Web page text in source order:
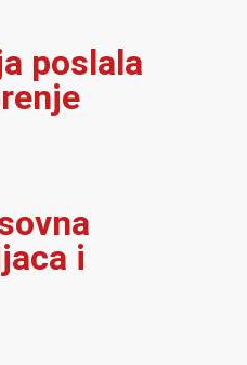
poslala
i